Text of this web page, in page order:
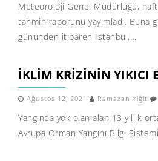
Meteoroloji Genel Müdürlüğü,
tahmin raporunu yayımladı. Buna
gününden itibaren İstanbul,...
İKLIM KRIZININ YIKICI
Ağustos 12, 2021 Ramazan Yiğit
Yangında yok olan alan 13 yıllık
Avrupa Orman Yangını Bilgi